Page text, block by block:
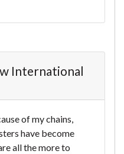
International
of my chains,
have become
all the more to